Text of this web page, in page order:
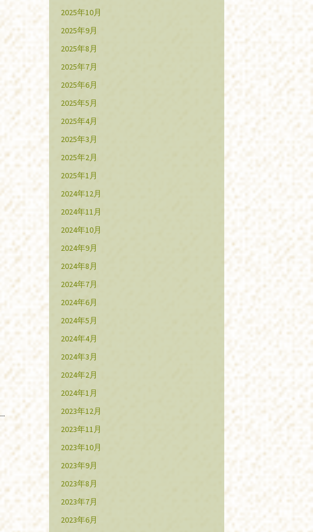
2025年10月
2025年9月
2025年8月
2025年7月
2025年6月
2025年5月
2025年4月
2025年3月
2025年2月
2025年1月
2024年12月
2024年11月
2024年10月
2024年9月
2024年8月
2024年7月
2024年6月
2024年5月
2024年4月
2024年3月
2024年2月
2024年1月
2023年12月
2023年11月
2023年10月
2023年9月
2023年8月
2023年7月
2023年6月